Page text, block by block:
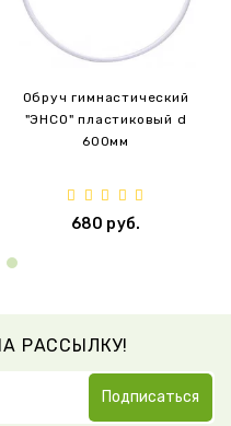
Обруч гимнастический
"ЭНСО" пластиковый d
600мм
680 руб.
РАССЫЛКУ!
Подписаться